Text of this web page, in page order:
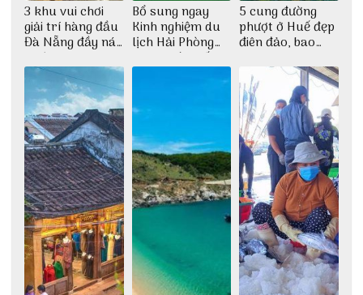
3 khu vui chơi
giải trí hàng đầu
Đà Nẵng đầy náo
nhiệt
Bổ sung ngay
Kinh nghiệm du
lịch Hải Phòng
2022 mới nhất
5 cung đường
phượt ở Huế đẹp
điên đảo, bao
dịch